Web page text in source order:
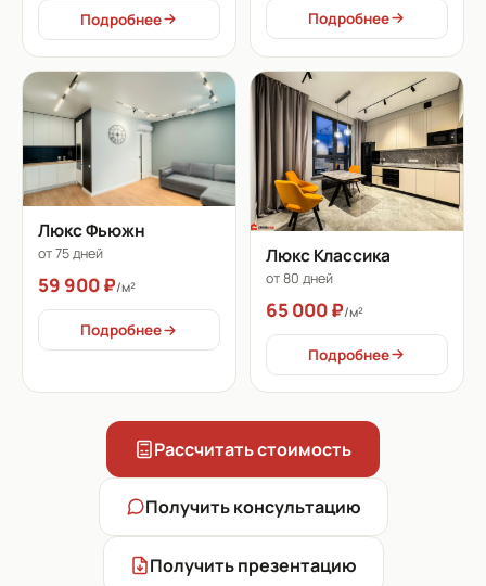
Подробнее Подробнее
Люкс Фьюжн
от 75 дней
59 900 ₽/м²
Подробнее
Люкс Классика
от 80 дней
65 000 ₽/м²
Подробнее
Рассчитать стоимость
Получить консультацию
Получить презентацию